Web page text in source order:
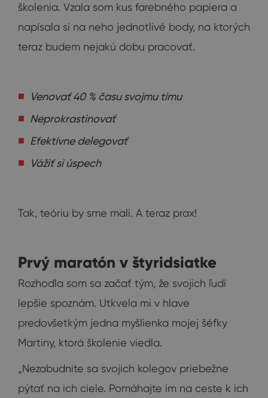
školenia. Vzala som kus farebného papiera a
napísala si na neho jednotlivé body, na ktorých
teraz budem nejakú dobu pracovať.
Venovať 40 % času svojmu tímu
Neprokrastinovať
Efektívne delegovať
Vážiť si úspech
Tak, teóriu by sme mali. A teraz prax!
Prvý maratón v štyridsiatke
Rozhodla som sa začať tým, že svojich ľudí
lepšie spoznám. Utkvela mi v hlave
predovšetkým jedna myšlienka mojej šéfky
Martiny, ktorá školenie viedla.
„Nezabudnite sa svojich kolegov priebežne
pýtať na ich ciele. Pomáhajte im na ceste k ich